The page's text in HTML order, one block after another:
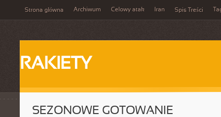
Strona główna Archiwum Celowy atak Iran Spis Treści
RAKIETY
SEZONOWE GOTOWANIE